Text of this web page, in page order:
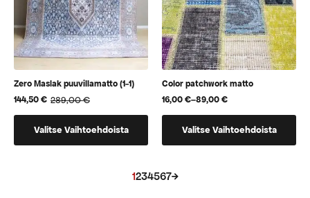
sivulla.
sivulla.
Zero Maslak puuvillamatto (1-1)
289,00€
Alkuperäinen
hinta
289,00 €.
144,50€
Nykyinen
hinta
144,50 €.Valitse Vaihtoehdoista
tuotteella
Color patchwork matto
16,00€–89,00€
Hintaluokka:
16,00 €
89,00 €Valitse Vaihtoehdoista
tuotteella
useampi
1234567→